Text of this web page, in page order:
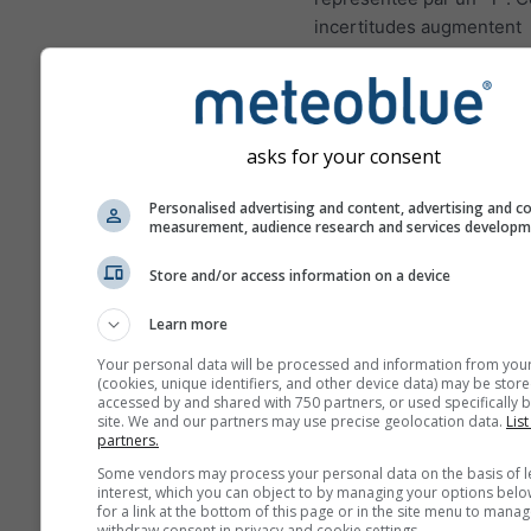
incertitudes augmentent
généralement avec le
jours de prévisions en
Les prévisions sont
de modèles "ensemble".
différentes variables de
seront calculés afin
mieux l'incertitude des
Plus de données météo
asks for your consent
Personalised advertising and content, advertising and
measurement, audience research and services
Store and/or access information on a device
Learn more
Your personal data will be processed and information from
(cookies, unique identifiers, and other device data) may be
accessed by and shared with 750 partners, or used specifically
site. We and our partners may use precise geolocation data.
partners.
Some vendors may process your personal data on the basis of
interest, which you can object to by managing your options
for a link at the bottom of this page or in the site menu to